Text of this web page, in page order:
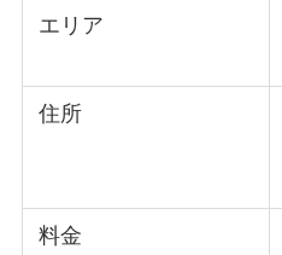
エリア
住所
料金